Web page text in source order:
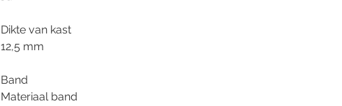
Dikte van kast
12,5 mm
Band
Materiaal band